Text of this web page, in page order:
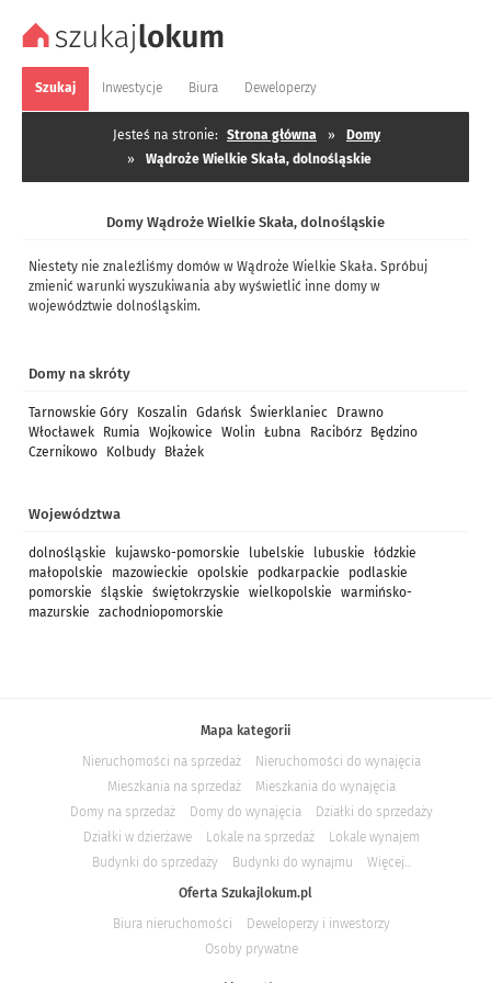
Szukaj Inwestycje Biura Deweloperzy
Jesteś na stronie: Strona główna »
Domy
»
Wądroże Wielkie Skała, dolnośląskie
Domy Wądroże Wielkie Skała, dolnośląskie
Niestety nie znaleźliśmy domów w Wądroże Wielkie Skała. Spróbuj
zmienić warunki wyszukiwania aby wyświetlić inne domy w
województwie dolnośląskim.
Domy na skróty
Tarnowskie Góry Koszalin Gdańsk Świerklaniec
Drawno
Włocławek
Rumia Wojkowice Wolin Łubna Racibórz
Będzino
Czernikowo
Kolbudy Błażek
Województwa
dolnośląskie kujawsko-pomorskie lubelskie lubuskie
łódzkie
małopolskie
mazowieckie opolskie podkarpackie
podlaskie
pomorskie
śląskie świętokrzyskie wielkopolskie
warmińsko-
mazurskie
zachodniopomorskie
Mapa kategorii
Nieruchomości na sprzedaż
Nieruchomości do wynajęcia
Mieszkania na sprzedaż
Mieszkania do wynajęcia
Domy na sprzedaż
Domy do wynajęcia
Działki do sprzedaży
Działki w dzierżawe
Lokale na sprzedaż
Lokale wynajem
Budynki do sprzedaży
Budynki do wynajmu
Więcej...
Oferta Szukajlokum.pl
Biura nieruchomości
Deweloperzy i inwestorzy
Osoby prywatne